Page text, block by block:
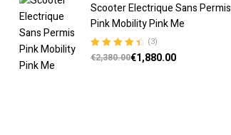
Scooter Electrique Sans Permis
Pink Mobility Pink Me
Note4.67
(3)
€2,380.00€1,880.00